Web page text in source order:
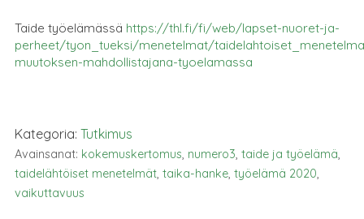
Taide työelämässä https://thl.fi/fi/web/lapset-nuoret-ja-
perheet/tyon_tueksi/menetelmat/
muutoksen-mahdollistajana-tyoelamassa
Kategoria: Tutkimus
Avainsanat: kokemuskertomus, numero3, taide ja työelämä,
taidelähtöiset menetelmät, taika-hanke, työelämä 2020,
vaikuttavuus